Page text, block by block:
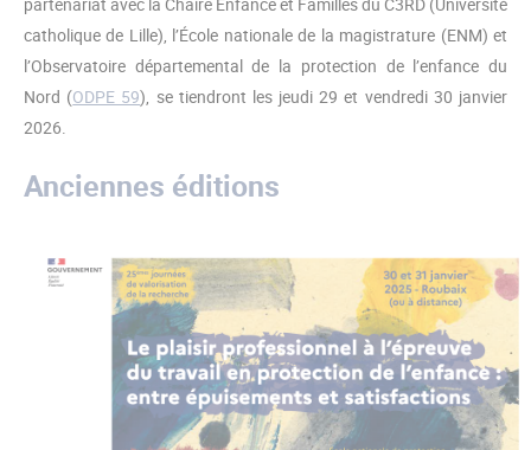
catholique de Lille), l’École nationale de la magistrature (ENM) et
l’Observatoire départemental de la protection de l’enfance du
Nord (ODPE 59), se tiendront les jeudi 29 et vendredi 30 janvier
2026.
Anciennes éditions